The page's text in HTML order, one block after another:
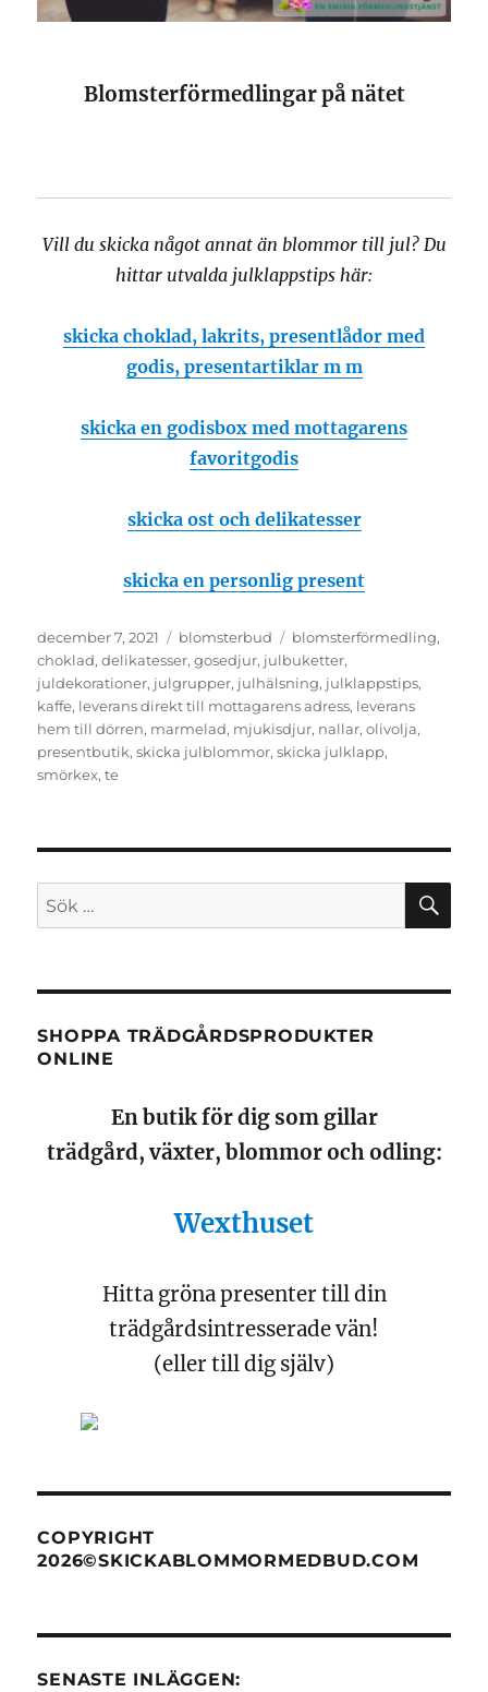
Blomsterförmedlingar på nätet
Vill du skicka något annat än blommor till jul? Du
hittar utvalda julklappstips här:
skicka choklad, lakrits, presentlådor med
godis, presentartiklar m m
skicka en godisbox med mottagarens
favoritgodis
skicka ost och delikatesser
skicka en personlig present
Publicerat
den
december 7, 2021 Kategorier
blomsterbud Etiketter
blomsterförmedling,
choklad,delikatesser,gosedjur, julbuketter,
juldekorationer, julgrupper, julhälsning, julklappstips,
kaffe, leverans direkt till mottagarens adress, leverans
hem till dörren, marmelad, mjukisdjur, nallar,olivolja,
presentbutik,skicka julblommor,skicka julklapp,
smörkex,te
Sök
efter:
SHOPPA TRÄDGÅRDSPRODUKTER
ONLINE
En butik för dig som gillar
trädgård, växter, blommor och odling:
Wexthuset
Hitta gröna presenter till din
trädgårdsintresserade vän!
(eller till dig själv)
COPYRIGHT
2026©SKICKABLOMMORMEDBUD.COM
SENASTE INLÄGGEN: